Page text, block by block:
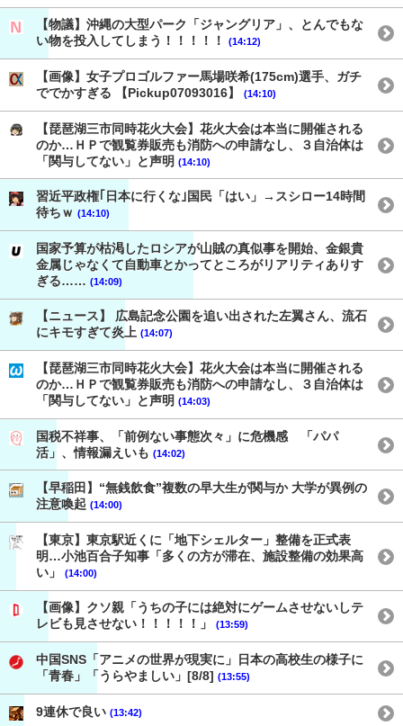
【物議】沖縄の大型パーク「ジャングリア」、とんでもな
い物を投入してしまう！！！！！
(14:12)
【画像】女子プロゴルファー馬場咲希(175cm)選手、ガチ
ででかすぎる 【Pickup07093016】
(14:10)
【琵琶湖三市同時花火大会】花火大会は本当に開催される
のか…ＨＰで観覧券販売も消防への申請なし、３自治体は
「関与してない」と声明 (14:10)
習近平政権｢日本に行くな｣国民「はい」→スシロー14時間
待ちｗ (14:10)
国家予算が枯渇したロシアが山賊の真似事を開始、金銀貴
金属じゃなくて自動車とかってところがリアリティありす
ぎる…… (14:09)
【ニュース】 広島記念公園を追い出された左翼さん、流石
にキモすぎて炎上 (14:07)
【琵琶湖三市同時花火大会】花火大会は本当に開催される
のか…ＨＰで観覧券販売も消防への申請なし、３自治体は
「関与してない」と声明 (14:03)
国税不祥事、「前例ない事態次々」に危機感 「パパ
活」、情報漏えいも (14:02)
【早稲田】“無銭飲食”複数の早大生が関与か 大学が異例の
注意喚起 (14:00)
【東京】東京駅近くに「地下シェルター」整備を正式表
明…小池百合子知事「多くの方が滞在、施設整備の効果高
い」
(14:00)
【画像】クソ親「うちの子には絶対にゲームさせないしテ
レビも見させない！！！！！」
(13:59)
中国SNS「アニメの世界が現実に」日本の高校生の様子に
「青春」「うらやましい」[8/8] (13:55)
9連休で良い (13:42)